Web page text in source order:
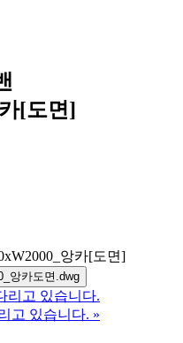
[도면]
앙카[도면]
앙카도면.dwg
리고 있습니다.
고 있습니다. »